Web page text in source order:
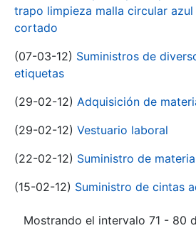
trapo limpieza malla circular
cortado
(07-03-12) Suministros de
etiquetas
(29-02-12) Adquisición de
(29-02-12) Vestuario laboral
(22-02-12) Suministro de
(15-02-12) Suministro de cintas
Mostrando el intervalo 71 - 80